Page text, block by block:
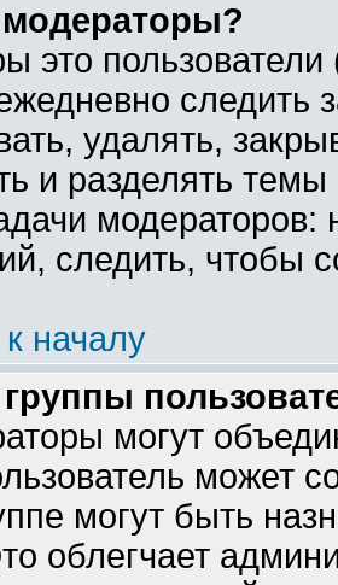
модераторы?
это
следить
удалять,
и разделять
следить, чтобы
началу
группы
могут
может
могут быть
облегчает